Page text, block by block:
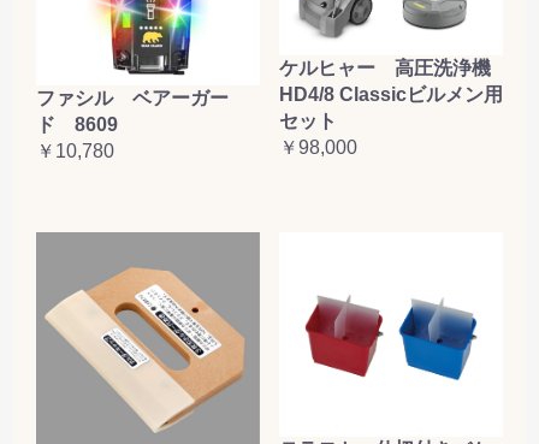
ファシル ベアーガー
ド 8609
￥10,780
ケルヒャー 高圧洗浄機
HD4/8 Classicビルメン用
セット
￥98,000